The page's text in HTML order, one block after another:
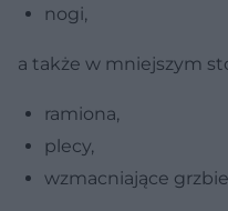
nogi,
a także w mniejszym
ramiona,
plecy,
wzmacniające